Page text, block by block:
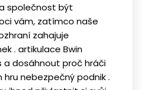
společnost být
vám, zatímco naše
zahajuje
. artikulace Bwin
a dosáhnout proč hráči
hru nebezpečný podnik .